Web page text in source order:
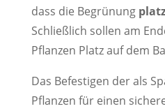
dass die Begrünung
Schließlich sollen am
Pflanzen Platz auf dem
Das Befestigen der als
Pflanzen für einen